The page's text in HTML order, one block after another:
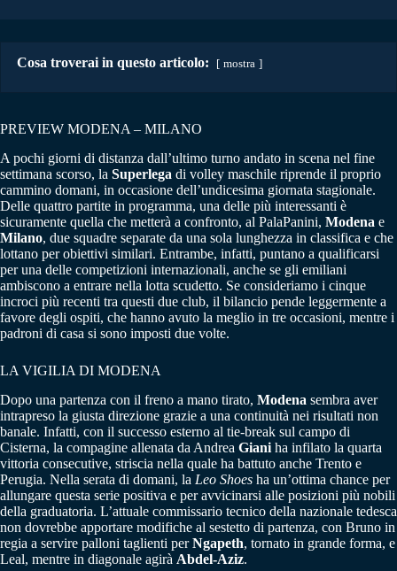
Cosa troverai in questo articolo: mostra
PREVIEW MODENA – MILANO
A pochi giorni di distanza dall’ultimo turno andato in scena nel fine
settimana scorso, la Superlega di volley maschile riprende il proprio
cammino domani, in occasione dell’undicesima giornata stagionale.
Delle quattro partite in programma, una delle più interessanti è
sicuramente quella che metterà a confronto, al PalaPanini, Modena e
Milano, due squadre separate da una sola lunghezza in classifica e che
lottano per obiettivi similari. Entrambe, infatti, puntano a qualificarsi
per una delle competizioni internazionali, anche se gli emiliani
ambiscono a entrare nella lotta scudetto. Se consideriamo i cinque
incroci più recenti tra questi due club, il bilancio pende leggermente a
favore degli ospiti, che hanno avuto la meglio in tre occasioni, mentre i
padroni di casa si sono imposti due volte.
LA VIGILIA DI MODENA
Dopo una partenza con il freno a mano tirato, Modena sembra aver
intrapreso la giusta direzione grazie a una continuità nei risultati non
banale. Infatti, con il successo esterno al tie-break sul campo di
Cisterna, la compagine allenata da Andrea Giani ha infilato la quarta
vittoria consecutive, striscia nella quale ha battuto anche Trento e
Perugia. Nella serata di domani, la Leo Shoes ha un’ottima chance per
allungare questa serie positiva e per avvicinarsi alle posizioni più nobili
della graduatoria. L’attuale commissario tecnico della nazionale tedesca
non dovrebbe apportare modifiche al sestetto di partenza, con Bruno in
regia a servire palloni taglienti perNgapeth, tornato in grande forma, e
Leal, mentre in diagonale agirà Abdel-Aziz.